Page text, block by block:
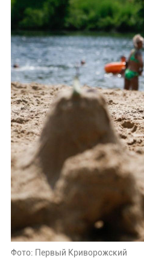
Фото: Первый Криворожский